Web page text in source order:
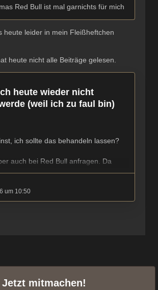
Red Bull ist mal garnichts für mich
heute leider in mein Fleißheftchen
heute nicht alle Beiträge gelesen.
heute wieder nicht
(weil ich zu faul bin)
ich sollte das behandeln lassen?
auch bei Red Bull anfragen. Da
meiner extremen Risikobereitschaft
was verdienen.
um 10:50
Jetzt mitmachen!